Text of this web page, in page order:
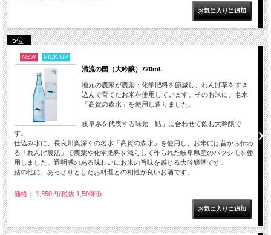
5位
NEW PICK UP
清流の国（大吟醸）720mL
地元の農家が農薬・化学肥料を節減し、れんげ草をすき
込んで育てたお米を使用しています。そのお米に、名水
「高賀の森水」を使用し造りました。
岐阜県を代表する味覚「鮎」に合わせて飲む大吟醸で
す。
仕込み水に、長良川奥深くの名水「高賀の森水」を使用し、お米には昔から伝わ
る「れんげ農法」で農薬や化学肥料を減らして作られた岐阜県産のハツシモを使
用しました。透明感のある味わいにお米の旨味を感じる大吟醸酒です。
鮎の他に、あっさりとしたお料理との相性が良いお酒です。
価格： 1,650円(税抜 1,500円)